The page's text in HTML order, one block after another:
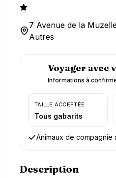
7 Avenue de la
Autres
Voyager avec
Informations à
TAILLE ACCEPTÉE
Tous gabarits
Animaux de compagnie
Description